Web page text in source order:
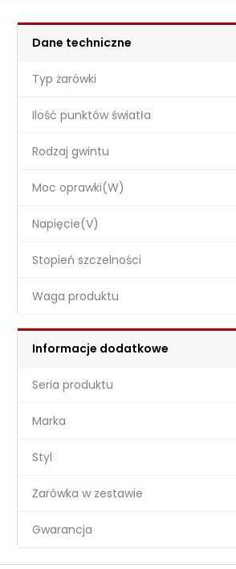
Dane techniczne
Typ żarówki
Ilość punktów światła
Rodzaj gwintu
Moc oprawki(W)
Napięcie(V)
Stopień szczelności
Waga produktu
Informacje dodatkowe
Seria produktu
Marka
Styl
Żarówka w zestawie
Gwarancja